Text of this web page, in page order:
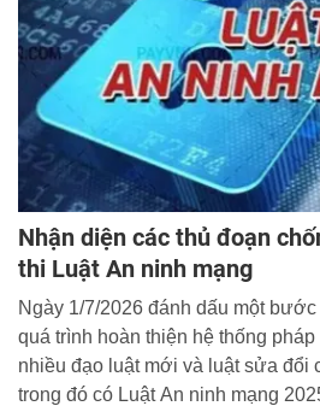
Nhận diện các thủ đoạn
thi Luật An ninh mạng
Ngày 1/7/2026 đánh dấu một
quá trình hoàn thiện hệ thống
nhiều đạo luật mới và luật sửa đổi
trong đó có Luật An ninh mạng